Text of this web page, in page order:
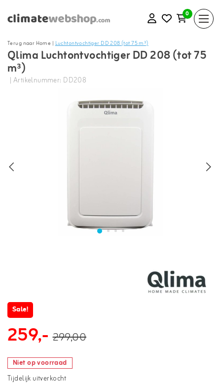
0
Terug naar Home |Luchtontvochtiger DD 208 (tot 75 m³)
Qlima Luchtontvochtiger DD 208 (tot 75
m³)
| Artikelnummer: DD208
Sale!
259,- 299,00
Niet op voorraad
Tijdelijk uitverkocht